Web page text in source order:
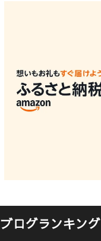
ブログランキング